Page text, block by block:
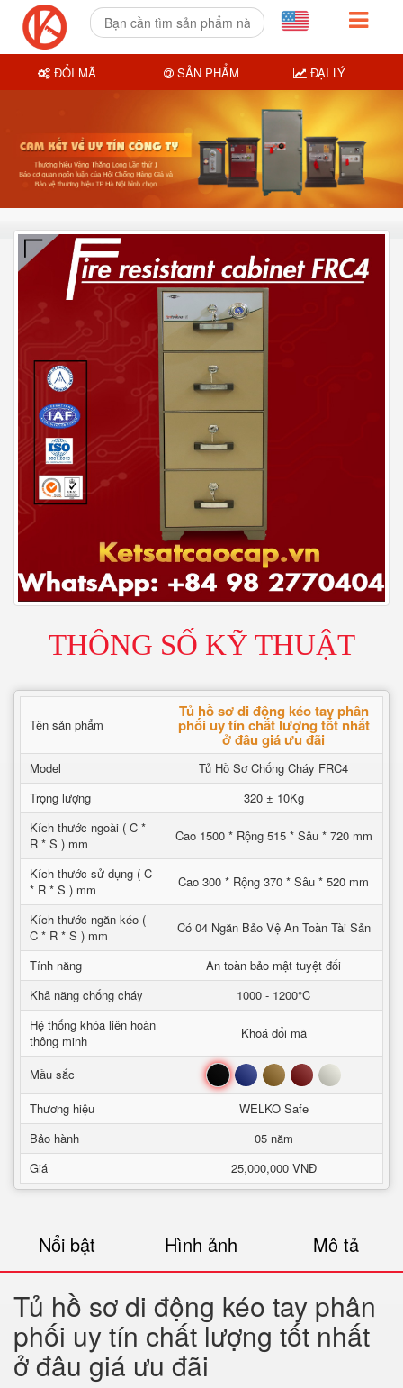
THÔNG SỐ KỸ THUẬT
Tên sản phẩm
Tủ hồ sơ di động kéo tay phân
phối uy tín chất lượng tốt nhất
ở đâu giá ưu đãi
Model
Tủ Hồ Sơ Chống Cháy FRC4
Trọng lượng
320 ± 10Kg
Kích thước ngoài ( C *
R * S ) mm
Cao 1500 * Rộng 515 * Sâu * 720 mm
Kích thước sử dụng ( C
* R * S ) mm
Cao 300 * Rộng 370 * Sâu * 520 mm
Kích thước ngăn kéo (
C * R * S ) mm
Có 04 Ngăn Bảo Vệ An Toàn Tài Sản
Tính năng
An toàn bảo mật tuyệt đối
Khả năng chống cháy
1000 - 1200°C
Hệ thống khóa liên hoàn
thông minh
Khoá đổi mã
Mầu sắc Đen Xanh Nâu Đỏ Trắng
Thương hiệu
WELKO Safe
Bảo hành
05 năm
Giá
25,000,000 VNĐ
Nổi bật Hình ảnh Mô tả
Tủ hồ sơ di động kéo tay phân
phối uy tín chất lượng tốt nhất
ở đâu giá ưu đãi
ĐỔI MÃ SẢN PHẨM ĐẠI LÝ